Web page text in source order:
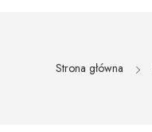
Strona główna